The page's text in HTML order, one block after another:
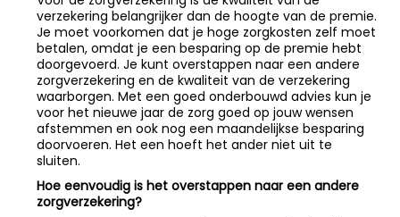
verzekering belangrijker dan de hoogte van de premie.
Je moet voorkomen dat je hoge zorgkosten zelf moet
betalen, omdat je een besparing op de premie hebt
doorgevoerd. Je kunt overstappen naar een andere
zorgverzekering en de kwaliteit van de verzekering
waarborgen. Met een goed onderbouwd advies kun je
voor het nieuwe jaar de zorg goed op jouw wensen
afstemmen en ook nog een maandelijkse besparing
doorvoeren. Het een hoeft het ander niet uit te
sluiten.
Hoe eenvoudig is het overstappen naar een andere
zorgverzekering?